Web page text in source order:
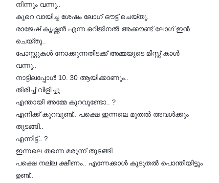
നിന്നും വന്നു..
കുറെ വായിച്ച ശേഷം ലോഗ് ഔട്ട് ചെയ്‌തു.
രാജേഷ് കൃഷ്ണൻ എന്ന ഒറിജിനൽ അക്കൗണ്ട് ലോഗ് ഇൻ
ചെയ്തു..
പോസ്റ്റുകൾ നോക്കുന്നതിടക്ക് അമ്മയുടെ മിസ്സ് കാൾ
വന്നു..
നാട്ടിലപ്പോൾ 10. 30 ആയിക്കാണും..
തിരിച്ച് വിളിച്ചു..
എന്തായി അമ്മേ കുറവുണ്ടോ.. ?
എനിക്ക് കുറവുണ്ട്.. പക്ഷെ ഇന്നലെ മുതൽ അവൾക്കും
തുടങ്ങി..
എന്നിട്ട്.. ?
ഇന്നലെ തന്നെ മരുന്ന് തുടങ്ങി.
പക്ഷെ നല്ല ക്ഷീണം.. എന്നേക്കാൾ കൂടുതൽ പൊന്തിയിട്ടും
ഉണ്ട്..